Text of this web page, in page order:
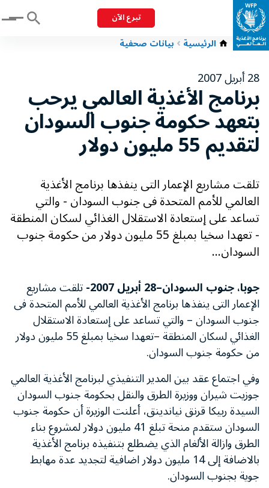
تبرع الآن Menu
الرئيسية بيانات صحفية
28 أبريل 2007
برنامج الأغذية العالمي يرحب
بتعهد حكومة جنوب السودان
لتقديم 55 مليون دولار
تلقت مشاريع الإعمار التى ينفذها برنامج الأغذية
العالمي للأمم المتحدة فى جنوب السودان - والتي
تساعد على إستعادة الاستقلال الغذائي لسكان المنطقة
- تعهدا سخيا بمبلغ 55 مليون دولار من حكومة جنوب
السودان...
جوبا، جنوب السودان–28 أبريل 2007- تلقت مشاريع
الإعمار التى ينفذها برنامج الأغذية العالمي للأمم المتحدة فى
جنوب السودان – والتي تساعد على إستعادة الاستقلال
الغذائي لسكان المنطقة –تعهدا سخيا بمبلغ 55 مليون دولار
من حكومة جنوب السودان.
وفي اجتماع عقد بين المدير التنفيذي لبرنامج الأغذية العالمي
جوزيت شيران ووزيرة الطرق والنقل بحكومة جنوب السودان
السيدة ربيكا قرنق نياندينق، أعلنت الوزيرة أن حكومة جنوب
السودان ستقدم منحة تبلغ 41 مليون دولار لمشروع بناء
الطرق وازالة الألغام الذي يضطلع بتنفيذه برنامج الأغذية
بالاضافة إلى 14 مليون دولار اضافية لتجديد عدة مهابط
جوية بجنوب السودان.